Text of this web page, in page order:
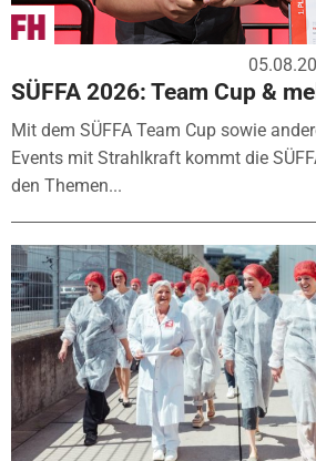
SÜFFA 2026: Team Cup &
Mit dem SÜFFA Team Cup sowie
Events mit Strahlkraft kommt die
den Themen...